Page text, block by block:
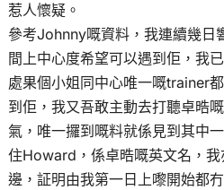
惹人懷疑。
參考Johnny嘅資料，我連續幾日
間上中心度希望可以遇到佢，我
處果個小姐同中心唯一嘅trainer
到佢，我又吾敢主動去打聽卓晧
氣，唯一攞到嘅料就係見到其中
住Howard，係卓晧嘅英文名，我
邊，証明由我第一日上嚟開始都